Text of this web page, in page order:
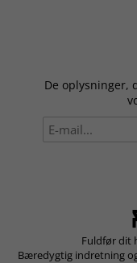
De oplysninger,
Fuldfør dit
Bæredygtig indretning